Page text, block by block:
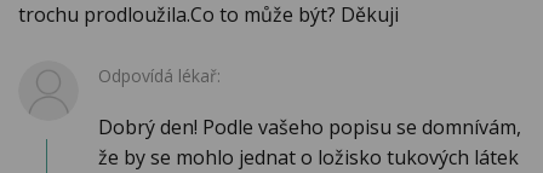
trochu prodloužila.Co to může být? Děkuji
Odpovídá lékař:
Dobrý den! Podle vašeho popisu se domnívám,
že by se mohlo jednat o ložisko tukových látek